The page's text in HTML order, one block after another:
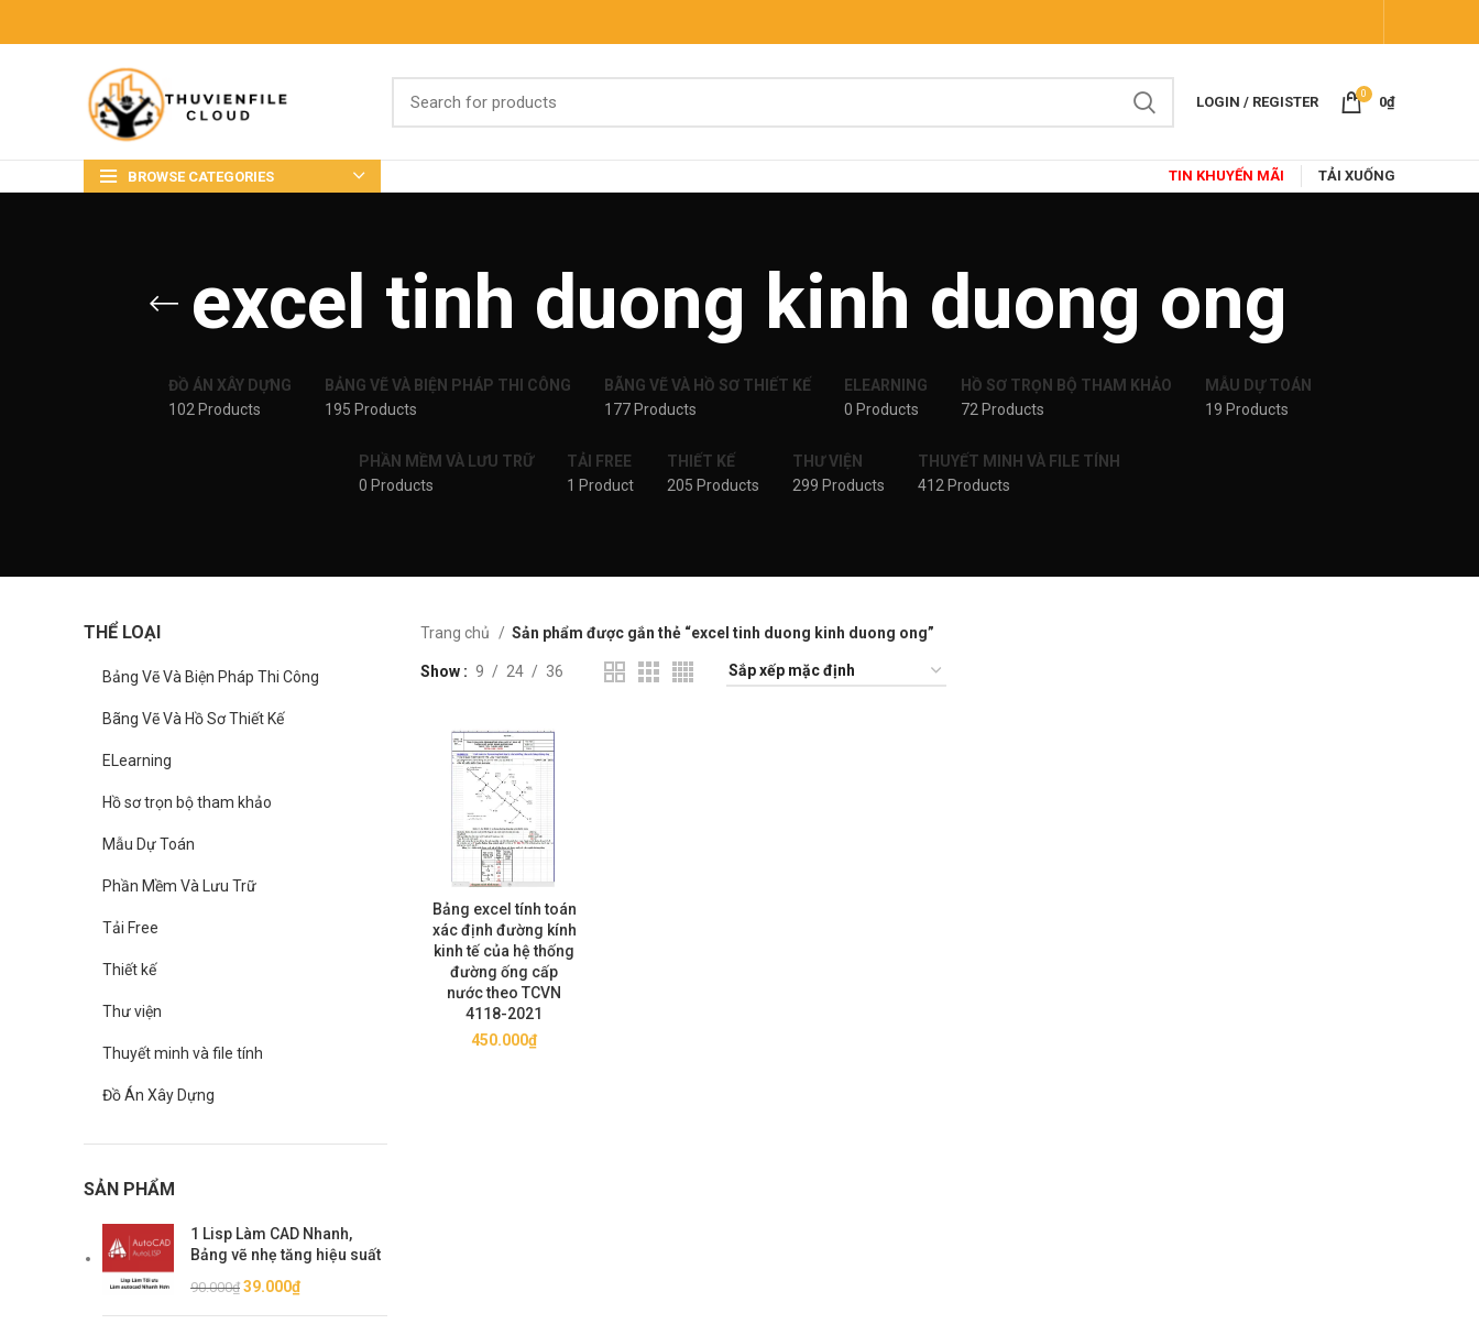
LOGIN / REGISTER
0
0₫
BROWSE CATEGORIES TIN KHUYẾN MÃI TẢI XUỐNG
excel tinh duong kinh duong ong
ĐỒ ÁN XÂY DỰNG
102 Products
BẢNG VẼ VÀ BIỆN PHÁP THI CÔNG
195 Products
BÃNG VẼ VÀ HỒ SƠ THIẾT KẾ
177 Products
ELEARNING
0 Products
HỒ SƠ TRỌN BỘ THAM KHẢO
72 Products
MẪU DỰ TOÁN
19 Products
PHẦN MỀM VÀ LƯU TRỮ
0 Products
TẢI FREE
1 Product
THIẾT KẾ
205 Products
THƯ VIỆN
299 Products
THUYẾT MINH VÀ FILE TÍNH
412 Products
THỂ LOẠI
Bảng Vẽ Và Biện Pháp Thi Công
Bãng Vẽ Và Hồ Sơ Thiết Kế
ELearning
Hồ sơ trọn bộ tham khảo
Mẫu Dự Toán
Phần Mềm Và Lưu Trữ
Tải Free
Thiết kế
Thư viện
Thuyết minh và file tính
Đồ Án Xây Dựng
SẢN PHẨM
1 Lisp Làm CAD Nhanh,
Bảng vẽ nhẹ tăng hiệu suất
90.000₫ Giá
39.000₫Giá
Trang chủ Sản phẩm được gắn thẻ “excel tinh duong kinh duong ong”
Show 9 24 36
Bảng excel tính toán
xác định đường kính
kinh tế của hệ thống
đường ống cấp
nước theo TCVN
4118-2021
450.000₫